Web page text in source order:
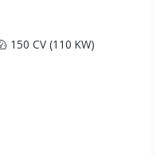
150 CV (110 KW)